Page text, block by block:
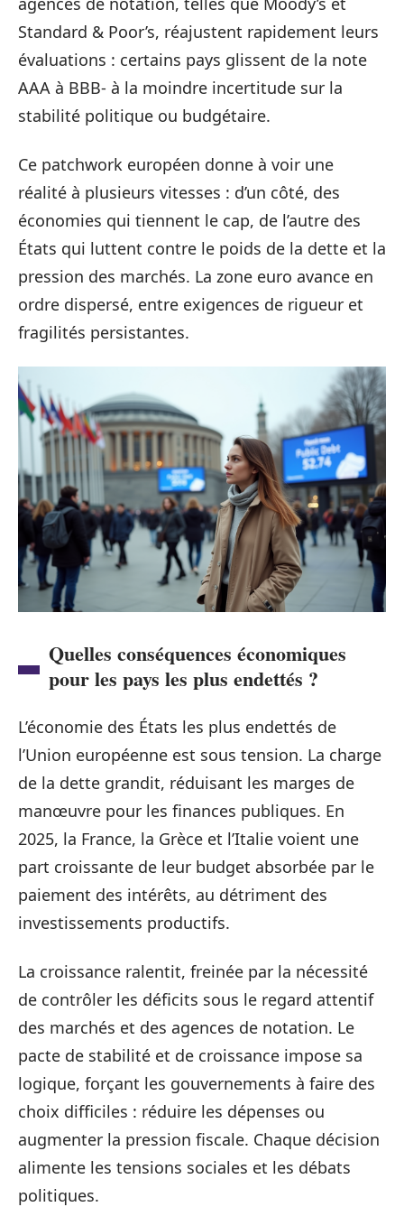
Standard & Poor’s, réajustent rapidement leurs
évaluations : certains pays glissent de la note
AAA à BBB- à la moindre incertitude sur la
stabilité politique ou budgétaire.
Ce patchwork européen donne à voir une
réalité à plusieurs vitesses : d’un côté, des
économies qui tiennent le cap, de l’autre des
États qui luttent contre le poids de la dette et la
pression des marchés. La zone euro avance en
ordre dispersé, entre exigences de rigueur et
fragilités persistantes.
Quelles conséquences économiques
pour les pays les plus endettés ?
L’économie des États les plus endettés de
l’Union européenne est sous tension. La charge
de la dette grandit, réduisant les marges de
manœuvre pour les finances publiques. En
2025, la France, la Grèce et l’Italie voient une
part croissante de leur budget absorbée par le
paiement des intérêts, au détriment des
investissements productifs.
La croissance ralentit, freinée par la nécessité
de contrôler les déficits sous le regard attentif
des marchés et des agences de notation. Le
pacte de stabilité et de croissance impose sa
logique, forçant les gouvernements à faire des
choix difficiles : réduire les dépenses ou
augmenter la pression fiscale. Chaque décision
alimente les tensions sociales et les débats
politiques.